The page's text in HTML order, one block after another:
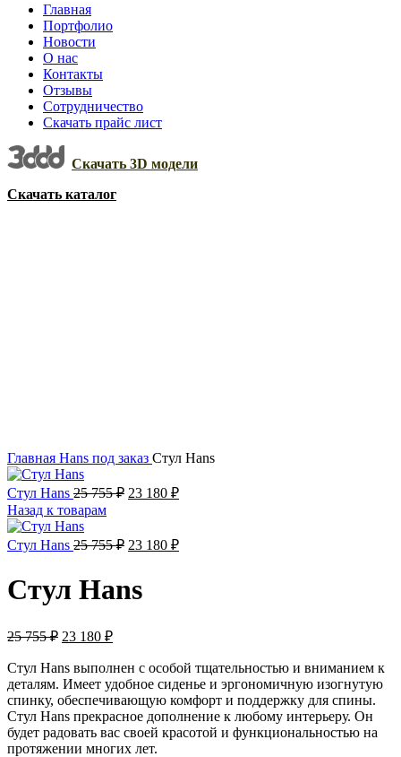
Главная
Портфолио
Новости
О нас
Контакты
Отзывы
Сотрудничество
Скачать прайс лист
Скачать 3D модели
Скачать каталог
Главная Hans под заказ Стул Hans
Стул Hans 25 755₽ 23 180 ₽
Назад к товарам
Стул Hans 25 755₽ 23 180 ₽
Стул Hans
25 755₽ 23 180 ₽
Стул Hans выполнен с особой тщательностью и вниманием к
деталям. Имеет удобное сиденье и эргономичную изогнутую
спинку, обеспечивающую комфорт и поддержку для спины.
Стул Hans прекрасное дополнение к любому интерьеру. Он
будет радовать вас своей красотой и функциональностью на
протяжении многих лет.